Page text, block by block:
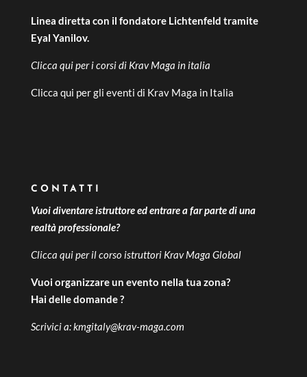
Linea diretta con il fondatore Lichtenfeld tramite
Eyal Yanilov.
Clicca qui per icorsi di Krav Maga in italia
Clicca qui per gli eventi di Krav Maga in Italia
CONTATTI
Vuoi diventare istruttore ed entrare a far parte di una
realtà professionale?
Clicca qui per ilcorso istruttori Krav Maga Global
Vuoi organizzare un evento nella tua zona?
Hai delle domande ?
Scrivici a:kmgitaly@krav-maga.com